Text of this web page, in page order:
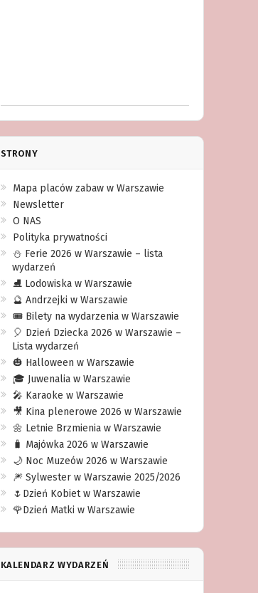
STRONY
Mapa placów zabaw w Warszawie
Newsletter
O NAS
Polityka prywatności
⛄️ Ferie 2026 w Warszawie – lista
wydarzeń
⛸ Lodowiska w Warszawie
🔮 Andrzejki w Warszawie
🎟️ Bilety na wydarzenia w Warszawie
🎈 Dzień Dziecka 2026 w Warszawie –
Lista wydarzeń
🎃 Halloween w Warszawie
🎓 Juwenalia w Warszawie
🎤 Karaoke w Warszawie
🎥 Kina plenerowe 2026 w Warszawie
🌼 Letnie Brzmienia w Warszawie
🧳 Majówka 2026 w Warszawie
🌙 Noc Muzeów 2026 w Warszawie
🎆 Sylwester w Warszawie 2025/2026
🌷Dzień Kobiet w Warszawie
🌹Dzień Matki w Warszawie
KALENDARZ WYDARZEŃ